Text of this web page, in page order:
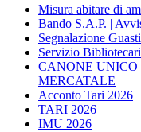
Misura abitare di
Bando S.A.P. |
Segnalazione
Servizio
CANONE
MERCATALE
Acconto Tari 2026
TARI 2026
IMU 2026